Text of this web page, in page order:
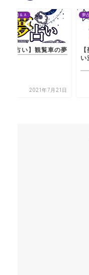
夢占いＱ＆Ａ
【夢占い】水が足りな
2021年7月21日
夢